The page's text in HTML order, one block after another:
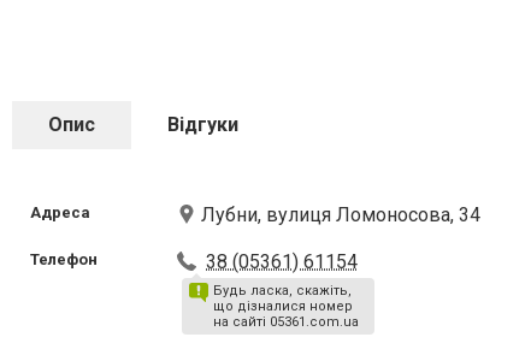
Опис Відгуки
Адреса Лубни, вулиця Ломоносова, 34
Телефон 38 (05361) 61154
Будь ласка, скажіть,
що дізналися номер
на сайті 05361.com.ua